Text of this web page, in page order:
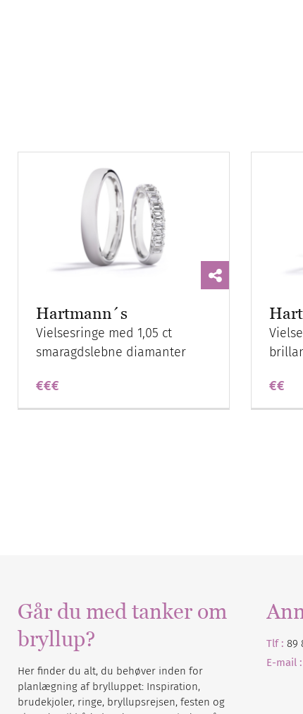
Hartmann´s
Vielsesringe med 1,05 ct
smaragdslebne diamanter
€€€ €€
Går du med tanker om
bryllup?
Her finder du alt, du behøver inden for
planlægning af brylluppet: Inspiration,
brudekjoler, ringe, bryllupsrejsen, festen og
Tlf : 89
E-mail :